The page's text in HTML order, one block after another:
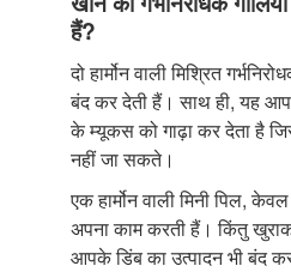
हैं?
दो हार्मोन वाली मिश्रित
बंद कर देती हैं। साथ ही, यह
के म्यूकस को गाढ़ा कर देता है
नहीं जा सकते।
एक हार्मोन वाली मिनी पिल,
अपना काम करती हैं। किंतु
आपके डिंब का उत्पादन भी बंद